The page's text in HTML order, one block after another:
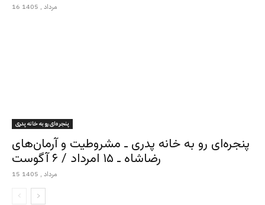
16 مرداد , 1405
پنجره‌ای رو به خانه پدری
پنجره‌ای رو به خانه پدری ـ مشروطیت و آرمان‌های
رضاشاه ـ ۱۵ امرداد / ۶ آگوست
15 مرداد , 1405